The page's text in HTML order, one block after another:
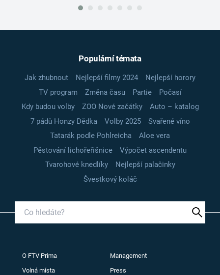
Populární témata
Jak zhubnout Nejlepší filmy 2024
Nejlepší horory
TV program
Změna času Partie
Počasí
Kdy budou volby
ZOO Nové začátky
Auto – katalog
7 pádů Honzy Dědka
Volby 2025
Svařené víno
Tatarák podle Pohlreicha
Aloe vera
Pěstování lichořeřišnice
Výpočet ascendentu
Tvarohové knedlíky
Nejlepší palačinky
Švestkový koláč
O FTV Prima Management
Volná místa Press